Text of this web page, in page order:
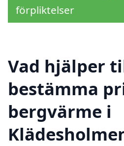
förpliktelser
Vad hjälper
bestämma
bergvärme i